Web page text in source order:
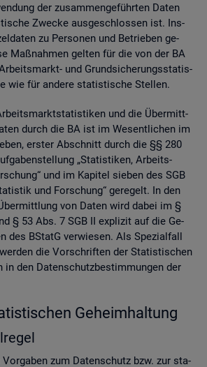
der zu­sam­men­ge­führ­ten Daten
Zwe­cke aus­ge­schlos­sen ist. Ins­
zu Per­so­nen und Be­trie­ben ge­
Maß­nah­men gel­ten für die von der BA
und Grund­si­che­rungs­sta­tis­
wie für an­de­re sta­tis­ti­sche Stel­len.
und die Über­mitt­
durch die BA ist im We­sent­li­chen im
ers­ter Ab­schnitt durch die §§ 280
„Sta­tis­ti­ken, Ar­beits­
und im Ka­pi­tel sie­ben des SGB
und For­schung“ ge­re­gelt. In den
von Daten wird dabei im §
§ 53 Abs. 7 SGB II ex­pli­zit auf die Ge­
des BStatG ver­wie­sen. Als Spe­zi­al­fall
die Vor­schrif­ten der Sta­tis­ti­schen
in den Da­ten­schutz­be­stim­mun­gen der
Ge­heim­hal­tung
zum Da­ten­schutz bzw. zur sta­